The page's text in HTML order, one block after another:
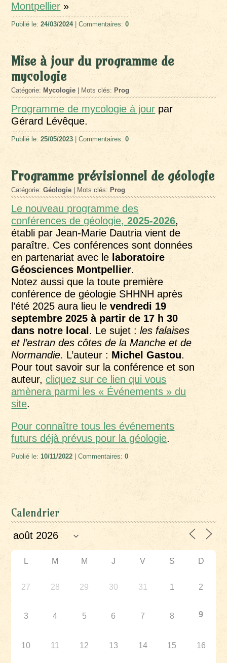
Montpellier »
Publié le:24/03/2024| Commentaires:0
Mise à jour du programme de
mycologie
Catégorie: Mycologie | Mots clés: Prog
Programme de mycologie à jour par
Gérard Lévêque.
Publié le:25/05/2023 | Commentaires:0
Programme prévisionnel de géologie
Catégorie:Géologie | Mots clés: Prog
Le nouveau programme des
conférences de géologie,2025-2026,
établi par Jean-Marie Dautria vient de
paraître. Ces conférences sont données
en partenariat avec le laboratoire
Géosciences Montpellier.
Notez aussi que la toute première
conférence de géologie SHHNH après
l’été 2025 aura lieu levendredi 19
septembre 2025 à partir de 17 h 30
dans notre local . Le sujet :les falaises
et l’estran des côtes de la Manche et de
Normandie. L’auteur : Michel Gastou.
Pour tout savoir sur la conférence et son
auteur,cliquez sur ce lien qui vous
amènera parmi les « Événements » du
site.
Pour connaître tous les événements
futurs déjà prévus pour la géologie.
Publié le:10/11/2022 | Commentaires:0
Calendrier
L M M J V S D
27 28 29 30 31 1 2
3 4 5 6 7 8 9
10 11 12 13 14 15 16